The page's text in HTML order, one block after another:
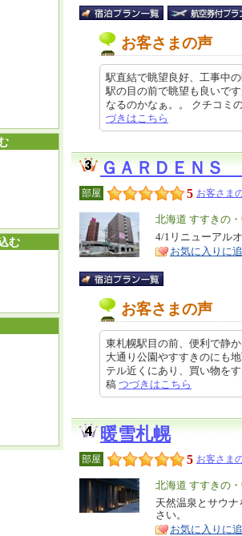
お客さまの声
駅直結で眺望良好、工事中
駅の目の前で眺望も良いで
なるのかなぁ。。 クチコ
づきはこちら
ＧＡＲＤＥＮＳ
部屋 5 お客さま
エ
リ
ア
北海道 すすきの
特
徴
4/1リニューアル
お気に入りに
お客さまの声
東札幌駅目の前、便利で静
大通り公園やすすきのにも
テル近くにあり、買い物を
稿 つづきはこちら
暖雪札幌
部屋 5 お客さま
エ
リ
ア
北海道 すすきの
特
徴
天然温泉とサウ
さい。
お気に入りに
む